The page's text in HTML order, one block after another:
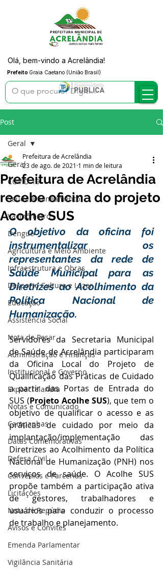
Prefeito Graia Caetano (União Brasil)
Olá, bem-vindo a Acrelândia!
Post
Geral
COVID-19
Saúde e Saneamento
Vacinômetro
Dengue
Agricultura e Meio Ambiente
Infraestrutura e Obras
Desporto Cultura e Lazer
Educação
Assistência Social
Nota de Pesar
Administração e Finanças
Institucional e Governo
Expoacrelandia
Notas e Comunicado
Campanhas
Datas Comemorativas
Defesa Civil
Convênios e Parcerias
Licitações
Nota de Repúdio
Avisos e Convites
Emenda Parlamentar
Vigilância Sanitária
Geral
Prefeitura de Acrelândia
recebe oficina do projeto
Acolhe SUS
Prefeitura de Acrelândia
23 de ago. de 2021 1 min de leitura
O objetivo da oficina foi
instrumentalizar os
representantes da rede de
Saúde Municipal para as
Diretrizes ao Acolhimento da
Política Nacional de
Humanização.
Servidores da Secretaria Municipal
de Saúde de Acrelândia participaram
da Oficina Local do Projeto de
Qualificação das Práticas de Cuidado
a partir das Portas de Entrada do
SUS (Projeto Acolhe SUS), que tem o
objetivo de qualificar o acesso e as
práticas de cuidado por meio da
implantação/implementação das
Diretrizes ao Acolhimento da Política
Nacional de Humanização (PNH) nos
serviços de saúde. O Acolhe SUS
propõe também a participação ativa
de gestores, trabalhadores e
usuários para conduzir o processo
de trabalho e planejamento.